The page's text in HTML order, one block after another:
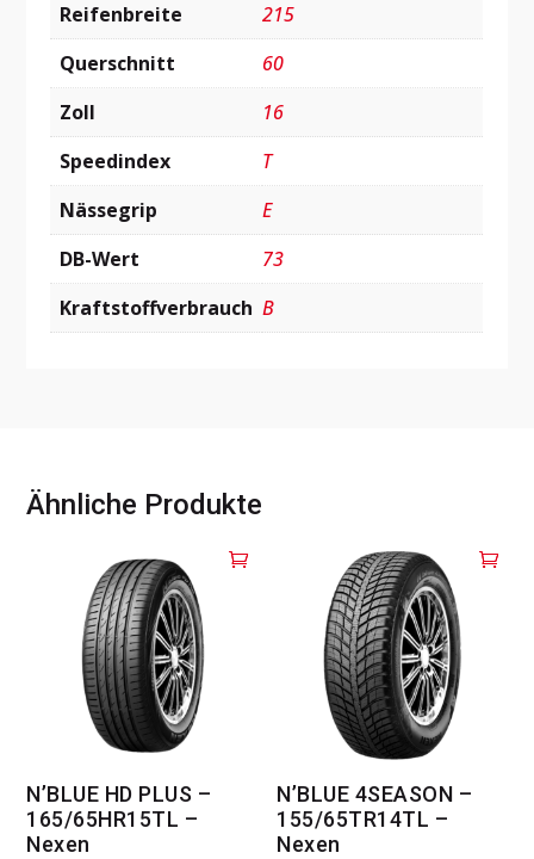
Reifenbreite
215
Querschnitt
60
Zoll
16
Speedindex
T
Nässegrip
E
DB-Wert
73
Kraftstoffverbrauch B
Ähnliche Produkte
N’BLUE HD PLUS –
165/65HR15TL –
Nexen
N’BLUE 4SEASON –
155/65TR14TL –
Nexen